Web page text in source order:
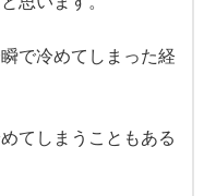
で冷めてしまった経
てしまうこともある